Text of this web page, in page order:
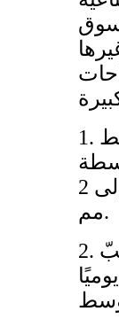
1. جودة بناء عالية: يصل متوسط
آلة ذراع التسوية بالليزر إلى 2
مم.
2. سرعة بناء عالية: يُمكن صبّ